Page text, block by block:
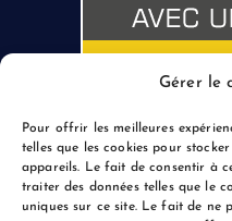
Gérer le
Pour offrir les meilleures
telles que les cookies pour
appareils. Le fait de consentir à
traiter des données telles que le
uniques sur ce site. Le fait de ne